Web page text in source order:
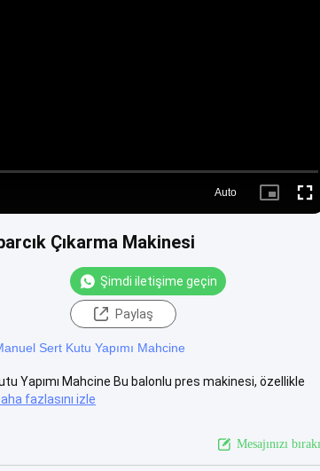
Auto
Picture-
Çıkarma Makinesi
Şimdi iletişime geçin
Paylaş
Sert Kutu Yapımı Mahcine
Yapımı Mahcine Bu balonlu pres makinesi, özellikle
fazlasını izle
Mesajınızı